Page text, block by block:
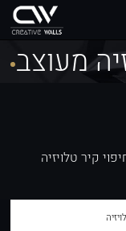
מעוצב
קיר טלויזיה